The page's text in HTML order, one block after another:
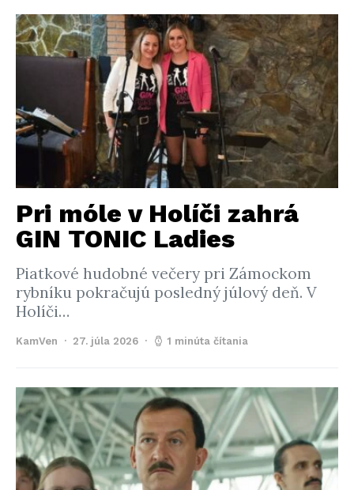
Pri móle v Holíči zahrá
GIN TONIC Ladies
Piatkové hudobné večery pri Zámockom
rybníku pokračujú posledný júlový deň. V
Holíči…
KamVen 27. júla 2026 1 minúta čítania